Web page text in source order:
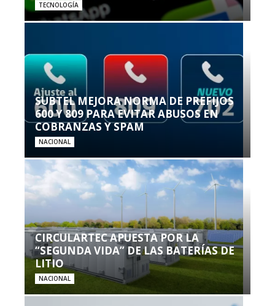
TECNOLOGÍA
SUBTEL MEJORA NORMA DE PREFIJOS
600 Y 809 PARA EVITAR ABUSOS EN
COBRANZAS Y SPAM
NACIONAL
CIRCULARTEC APUESTA POR LA
“SEGUNDA VIDA” DE LAS BATERÍAS DE
LITIO
NACIONAL